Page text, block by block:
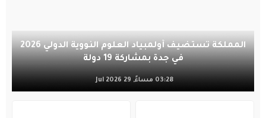
المملكة تستضيف أولمبياد العلوم النووية الدولي 2026
في جدة بمشاركة 19 دولة
03:28 مساءً, 29 Jul 2026